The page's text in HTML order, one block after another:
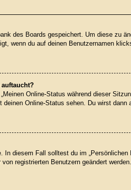
des Boards gespeichert. Um diese zu
wenn du auf deinen Benutzernamen
Online-Status während dieser
Online-Status sehen. Du wirst dann
diesem Fall solltest du im „Persönlichen
registrierten Benutzern geändert